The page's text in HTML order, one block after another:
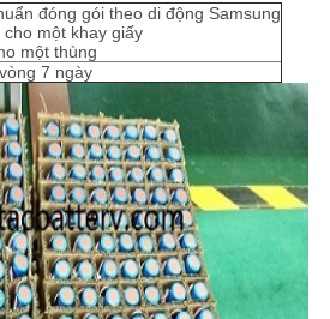
đóng gói theo di động Samsung
cho một khay giấy
một thùng
7 ngày